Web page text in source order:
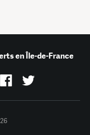
en Île-de-France